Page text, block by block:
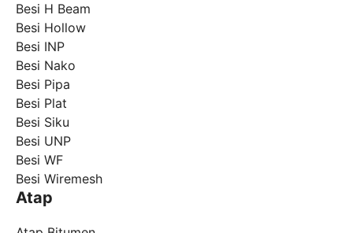
Besi H Beam
Besi Hollow
Besi INP
Besi Nako
Besi Pipa
Besi Plat
Besi Siku
Besi UNP
Besi WF
Besi Wiremesh
Atap